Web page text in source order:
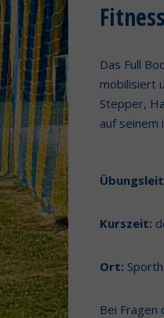
Das Full
mobilisiert
Stepper,
auf seinem
Kurszeit:
Ort:
Bei Fragen